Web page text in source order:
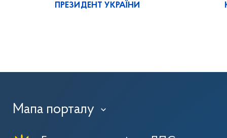
ПРЕЗИДЕНТ УКРАЇНИ
Мапа порталу ›